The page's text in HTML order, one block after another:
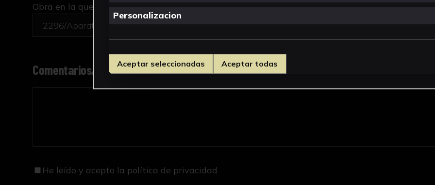
Obra en la que está interesado/a
2296/Aparato de Haldat
Comentarios/motivo de la solicitud *
He leído y acepto la política de privacidad
Personalizacion
Aceptar seleccionadas Aceptar todas